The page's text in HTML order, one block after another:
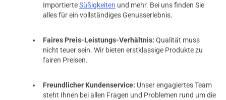
ImportierteSüßigkeiten und mehr. Bei uns finden Sie
alles für ein vollständiges Genusserlebnis.
Faires Preis-Leistungs-Verhältnis: Qualität muss
nicht teuer sein. Wir bieten erstklassige Produkte zu
fairen Preisen.
Freundlicher Kundenservice: Unser engagiertes Team
steht Ihnen bei allen Fragen und Problemen rund um die